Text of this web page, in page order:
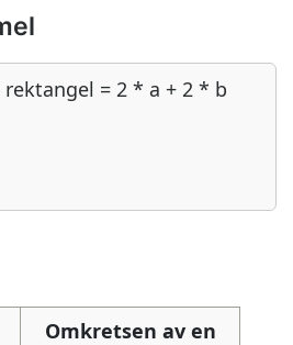
= 2 * a + 2 * b
Omkretsen av en